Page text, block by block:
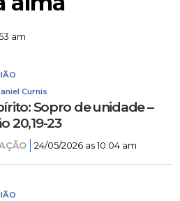
am
Curnis
Sopro de unidade –
20,19-23
24/05/2026 as 10:04 am